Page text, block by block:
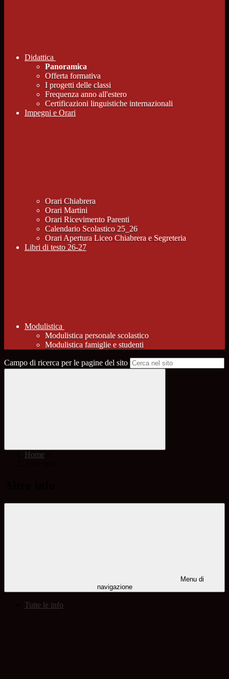
Didattica
Panoramica
Offerta formativa
I progetti delle classi
Frequenza anno all'estero
Certificazioni linguistiche internazionali
Impegni e Orari
Orari Chiabrera
Orari Martini
Orari Ricevimento Parenti
Calendario Scolastico 25_26
Orari Apertura Liceo Chiabrera e Segreteria
Libri di testo 26-27
Modulistica
Modulistica personale scolastico
Modulistica famiglie e studenti
Campo di ricerca per le pagine del sito
Home
Menu di
navigazione
Tutte le info